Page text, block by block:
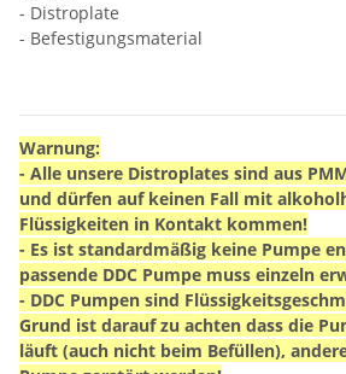
- Distroplate
- Befestigungsmaterial
Warnung:
- Alle unsere Distroplates sind aus
und dürfen auf keinen Fall mit
Flüssigkeiten in Kontakt kommen!
- Es ist standardmäßig keine Pumpe
passende DDC Pumpe muss einzeln
- DDC Pumpen sind
Grund ist darauf zu achten dass die
läuft (auch nicht beim Befüllen),